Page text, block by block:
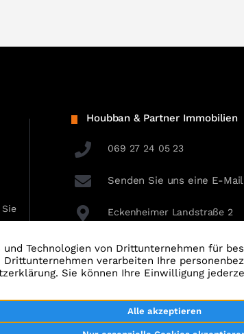
Houbban & Partner Immobilien
069 27 24 05 23
Senden Sie uns eine E-Mail
Eckenheimer Landstraße 2